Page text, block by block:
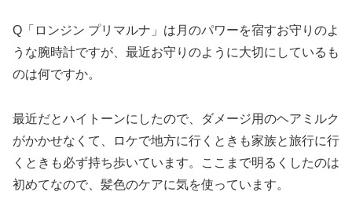
Q「ロンジン プリマルナ」は月のパワーを宿すお守りのよ
うな腕時計ですが、最近お守りのように大切にしているも
のは何ですか。
最近だとハイトーンにしたので、ダメージ用のヘアミルク
がかかせなくて、ロケで地方に行くときも家族と旅行に行
くときも必ず持ち歩いています。ここまで明るくしたのは
初めてなので、髪色のケアに気を使っています。